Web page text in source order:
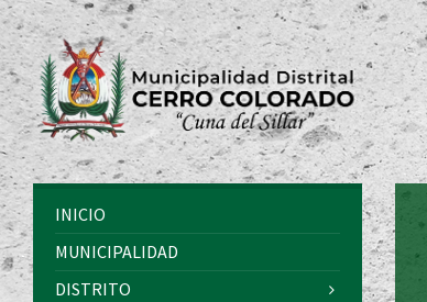
INICIO
MUNICIPALIDAD
DISTRITO